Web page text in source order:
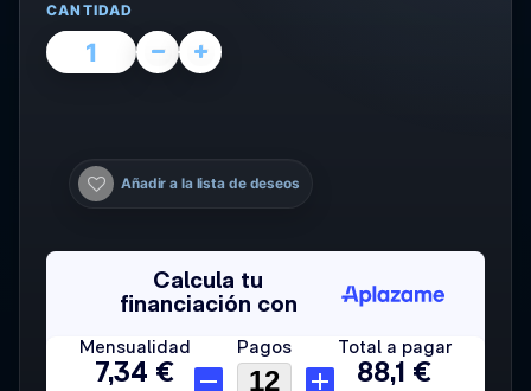
CANTIDAD
Añadir a la lista de deseos